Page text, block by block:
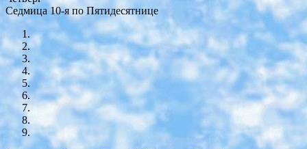
Седмица 10-я по Пятидесятнице